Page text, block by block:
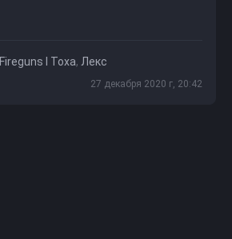
Fireguns l Toxa, Лекс
27 декабря 2020 г, 20:42